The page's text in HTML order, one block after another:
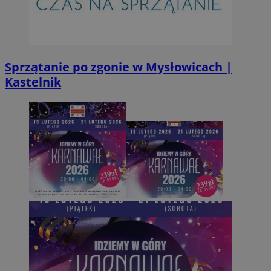
Sprzątanie po zgonie w Mysłowicach |
Kastelnik
CookieScriptConsent
CookieScript
m-ce.pl